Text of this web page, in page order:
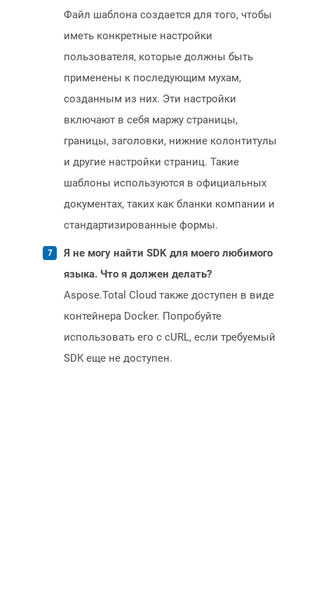
Файл шаблона создается для того, чтобы
иметь конкретные настройки
пользователя, которые должны быть
применены к последующим мухам,
созданным из них. Эти настройки
включают в себя маржу страницы,
границы, заголовки, нижние колонтитулы
и другие настройки страниц. Такие
шаблоны используются в официальных
документах, таких как бланки компании и
стандартизированные формы.
Я не могу найти SDK для моего любимого
языка. Что я должен делать?
Aspose.Total Cloud также доступен в виде
контейнера Docker. Попробуйте
использовать его с cURL, если требуемый
SDK еще не доступен.